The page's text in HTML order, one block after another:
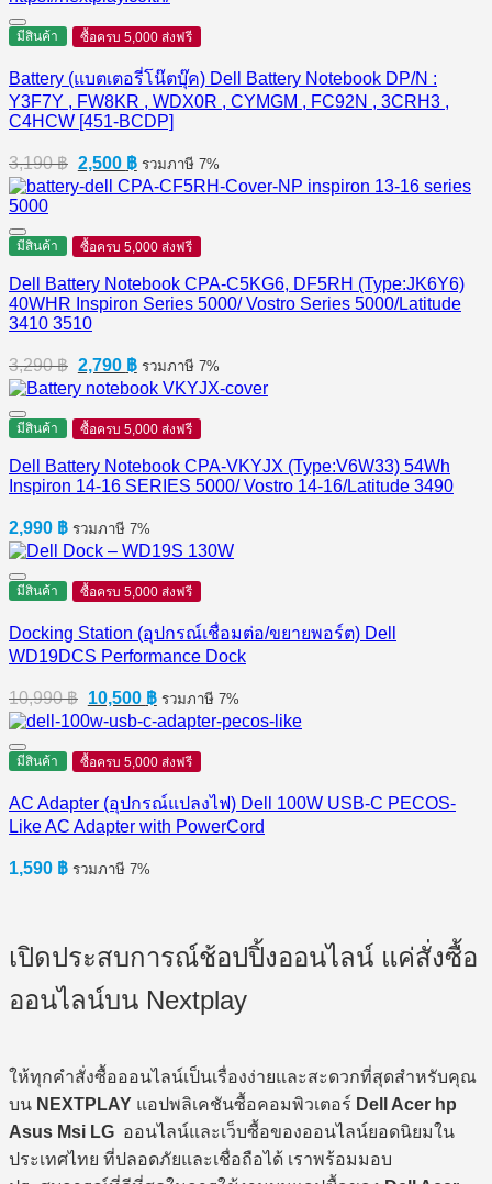
มีสินค้า ซื้อครบ 5,000 ส่งฟรี
Battery (แบตเตอรี่โน๊ตบุ๊ค) Dell Battery Notebook DP/N :
Y3F7Y , FW8KR , WDX0R , CYMGM , FC92N , 3CRH3 ,
C4HCW [451-BCDP]
3,190฿ Original
price
was:
2,500 ฿Current
price
is:
รวมภาษี 7%
มีสินค้า ซื้อครบ 5,000 ส่งฟรี
Dell Battery Notebook CPA-C5KG6, DF5RH (Type:JK6Y6)
40WHR Inspiron Series 5000/ Vostro Series 5000/Latitude
3410 3510
3,290฿ Original
price
was:
3,290 ฿.
2,790 ฿Current
price
is:
2,790 ฿.
รวมภาษี 7%
มีสินค้า ซื้อครบ 5,000 ส่งฟรี
Dell Battery Notebook CPA-VKYJX (Type:V6W33) 54Wh
Inspiron 14-16 SERIES 5000/ Vostro 14-16/Latitude 3490
2,990 ฿ รวมภาษี 7%
มีสินค้า ซื้อครบ 5,000 ส่งฟรี
Docking Station (อุปกรณ์เชื่อมต่อ/ขยายพอร์ต) Dell
WD19DCS Performance Dock
10,990฿ Original
price
was:
10,990 ฿.
10,500 ฿Current
price
is:
10,500 ฿.
รวมภาษี 7%
มีสินค้า ซื้อครบ 5,000 ส่งฟรี
AC Adapter (อุปกรณ์แปลงไฟ) Dell 100W USB-C PECOS-
Like AC Adapter with PowerCord
1,590 ฿ รวมภาษี 7%
เปิดประสบการณ์ช้อปปิ้งออนไลน์ แค่สั่งซื้อ
ออนไลน์บน Nextplay
ให้ทุกคำสั่งซื้อออนไลน์เป็นเรื่องง่ายและสะดวกที่สุดสำหรับคุณ
บน NEXTPLAY แอปพลิเคชันซื้อคอมพิวเตอร์ Dell Acer hp
Asus Msi LG ออนไลน์และเว็บซื้อของออนไลน์ยอดนิยมใน
ประเทศไทย ที่ปลอดภัยและเชื่อถือได้ เราพร้อมมอบ